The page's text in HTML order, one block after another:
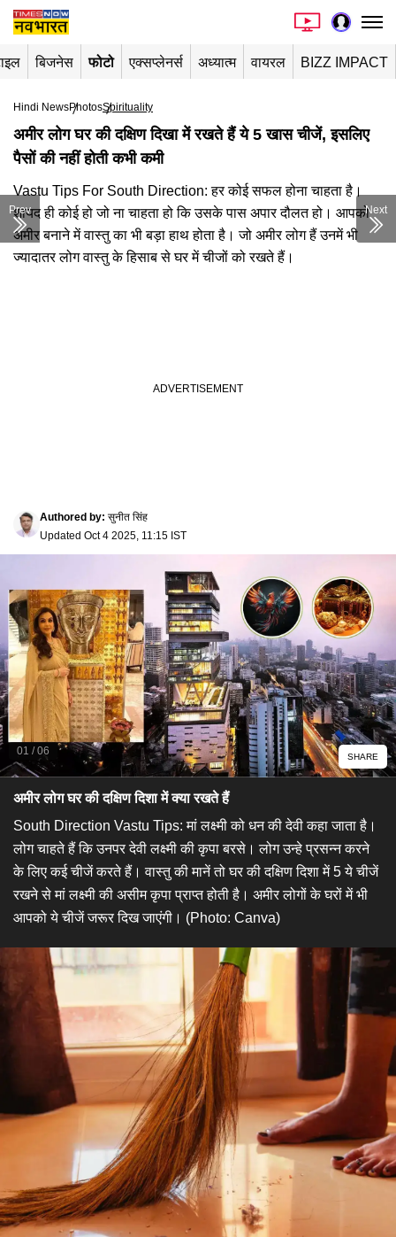
बिजनेस फोटो एक्सप्लेनर्स अध्यात्म वायरल BIZZ IMPACT
Hindi NewsPhotosSpirituality
अमीर लोग घर की दक्षिण दिखा में रखते हैं ये 5 खास चीजें, इसलिए
पैसों की नहीं होती कभी कमी
Vastu Tips For South Direction: हर कोई सफल होना चाहता है।
शायद ही कोई हो जो ना चाहता हो कि उसके पास अपार दौलत हो। आपको
अमीर बनाने में वास्तु का भी बड़ा हाथ होता है। जो अमीर लोग हैं उनमें भी
ज्यादातर लोग वास्तु के हिसाब से घर में चीजों को रखते हैं।
Authored by: सुनीत सिंह
Updated Oct 4 2025, 11:15 IST
01 /06 SHARE
अमीर लोग घर की दक्षिण दिशा में क्या रखते हैं
South Direction Vastu Tips: मां लक्ष्मी को धन की देवी कहा जाता है।
लोग चाहते हैं कि उनपर देवी लक्ष्मी की कृपा बरसे। लोग उन्हे प्रसन्न करने
के लिए कई चीजें करते हैं। वास्तु की मानें तो घर की दक्षिण दिशा में 5 ये चीजें
रखने से मां लक्ष्मी की असीम कृपा प्राप्त होती है। अमीर लोगों के घरों में भी
आपको ये चीजें जरूर दिख जाएंगी। (Photo: Canva)
Prev Next